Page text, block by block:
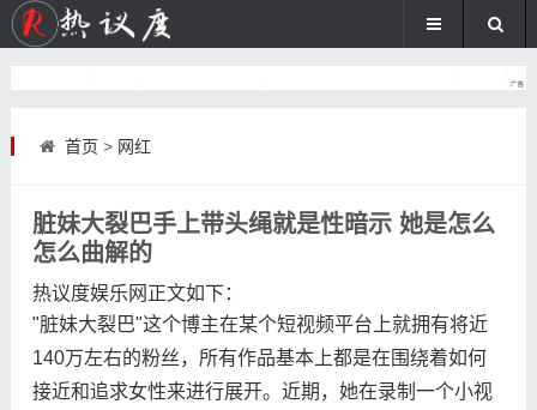
首页 > 网红
脏妹大裂巴手上带头绳就是性暗示 她是怎么
怎么曲解的
热议度娱乐网 正文如下：
"脏妹大裂巴"这个博主在某个短视频平台上就拥有将近
140万左右的粉丝，所有作品基本上都是在围绕着如何
接近和追求女性来进行展开。近期，她在录制一个小视